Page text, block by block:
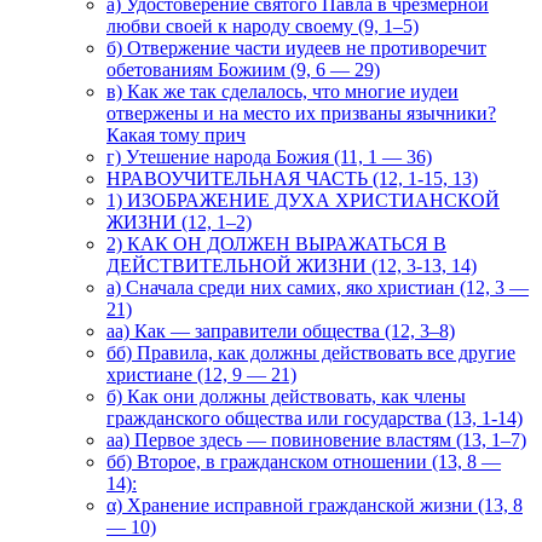
а) Удостоверение святого Павла в чрезмерной
любви своей к народу своему (9, 1–5)
б) Отвержение части иудеев не противоречит
обетованиям Божиим (9, 6 — 29)
в) Как же так сделалось, что многие иудеи
отвержены и на место их призваны язычники?
Какая тому прич
г) Утешение народа Божия (11, 1 — 36)
НРАВОУЧИТЕЛЬНАЯ ЧАСТЬ (12, 1-15, 13)
1) ИЗОБРАЖЕНИЕ ДУХА ХРИСТИАНСКОЙ
ЖИЗНИ (12, 1–2)
2) КАК ОН ДОЛЖЕН ВЫРАЖАТЬСЯ В
ДЕЙСТВИТЕЛЬНОЙ ЖИЗНИ (12, 3-13, 14)
а) Сначала среди них самих, яко христиан (12, 3 —
21)
аа) Как — заправители общества (12, 3–8)
бб) Правила, как должны действовать все другие
христиане (12, 9 — 21)
б) Как они должны действовать, как члены
гражданского общества или государства (13, 1-14)
аа) Первое здесь — повиновение властям (13, 1–7)
бб) Второе, в гражданском отношении (13, 8 —
14):
α) Хранение исправной гражданской жизни (13, 8
— 10)